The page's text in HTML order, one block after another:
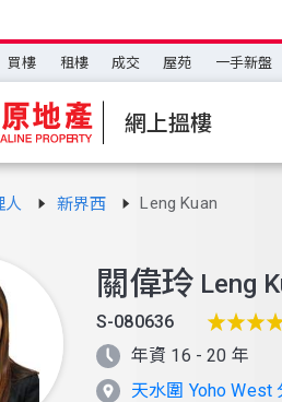
買樓 租樓 成交 屋苑 一手新盤
網上搵樓
人 新界西 Leng Kuan
關偉玲 Leng
S-080636
年資 16 - 20 年
天水圍 Yoho West